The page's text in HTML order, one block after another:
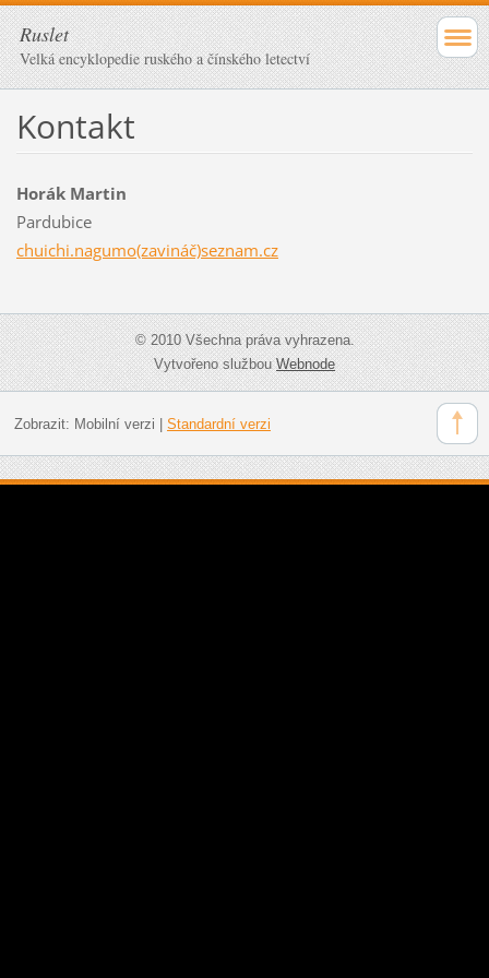
Ruslet
Velká encyklopedie ruského a čínského letectví
Kontakt
Horák Martin
Pardubice
chuichi.nagumo(zavináč)seznam.cz
© 2010 Všechna práva vyhrazena.
Vytvořeno službouWebnode
Zobrazit: Mobilní verzi Standardní verzi